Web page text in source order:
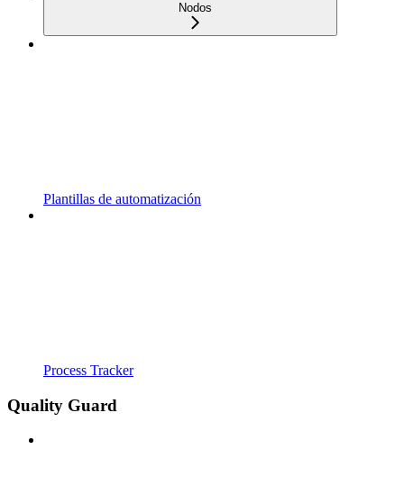
Nodos
Plantillas de automatización
Process Tracker
Quality Guard